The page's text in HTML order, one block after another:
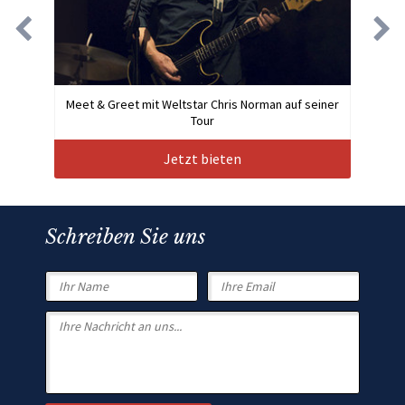
Meet & Greet mit Weltstar Chris Norman auf seiner
Tour
Jetzt bieten
Schreiben Sie uns